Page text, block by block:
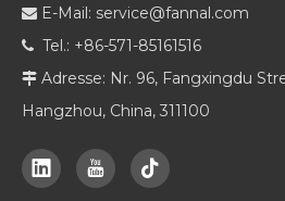
 E-Mail: service@fannal.com
 Tel.: +86-571-85161516
 Adresse: Nr. 96, Fangxingdu
Hangzhou, China, 311100